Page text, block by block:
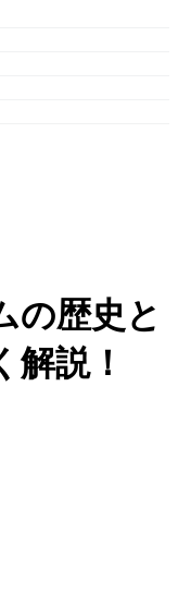
の歴史と
説！